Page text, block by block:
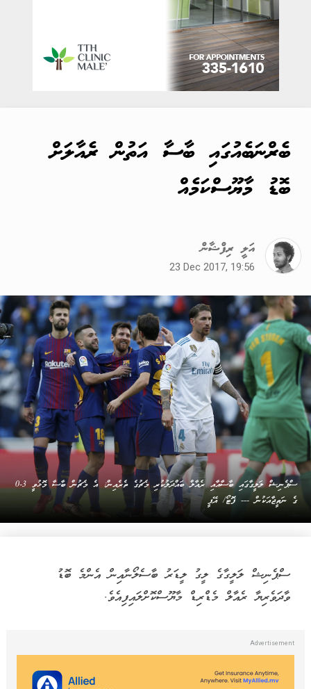
ބެރްނަބެއުގައި ބާސާ އަތުން ރެއާލަށް
ބޮޑު މާޔޫސްކަމެއް
އަލީ ރިފްޝާން
23 Dec 2017, 19:56
ސްޕެނިޝް ލަލީގާގައި ބާސާއާއި ރެއާލް ބައްދަލުކުރި މެޗުގެ ތެރެއިން: އެ މެޗުން ބާސާ މޮޅުވީ 3-0
ގެ ނަތީޖާއަކުން --- ފޮޓޯ/ އޭޕީ
ސްޕެނިޝް ލަލީގާގެ ލީގު ލީޑަރު ބާސެލޯނާއިން އެންމެ ބޮޑު
ވާދަވެރިޔާ ރެއާލް މެޑްރިޑް މާޔޫސްކޮށްލައިފިއެވެ.